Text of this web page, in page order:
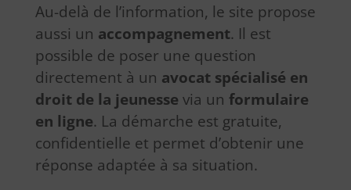
Au-delà de l’information, le site propose
aussi un accompagnement. Il est
possible de poser une question
directement à un avocat spécialisé en
droit de la jeunesse via un formulaire
en ligne. La démarche est gratuite,
confidentielle et permet d’obtenir une
réponse adaptée à sa situation.